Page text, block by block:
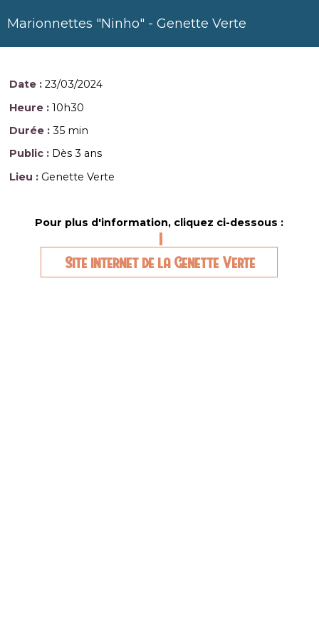
Marionnettes "Ninho" - Genette Verte
Date : 23/03/2024
Heure : 10h30
Durée : 35 min
Public : Dès 3 ans
Lieu : Genette Verte
Pour plus d'information, cliquez ci-dessous :
Site internet de la Genette Verte